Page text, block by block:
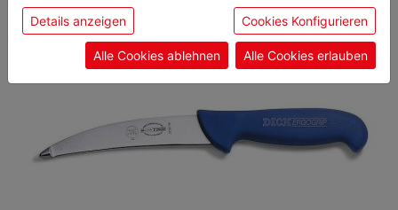
sie unsere Webseite weiter nutzen, geben Sie
Einwilligung zu unseren Cookies.
Details anzeigen Cookies Konfigurieren
Alle Cookies ablehnen Alle Cookies erlauben